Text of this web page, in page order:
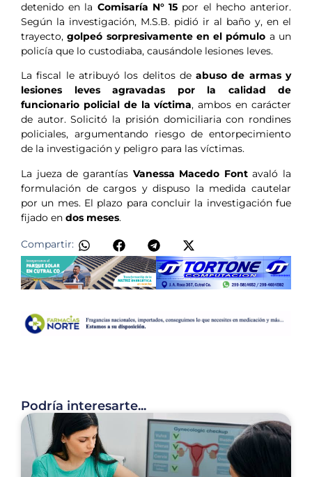
detenido en la Comisaría N° 15 por el hecho anterior.
Según la investigación, M.S.B. pidió ir al baño y, en el
trayecto,golpeó sorpresivamente en el pómulo a un
policía que lo custodiaba, causándole lesiones leves.
La fiscal le atribuyó los delitos deabuso de armas y
lesiones leves agravadas por la calidad de
funcionario policial de la víctima, ambos en carácter
de autor. Solicitó la prisión domiciliaria con rondines
policiales, argumentando riesgo de entorpecimiento
de la investigación y peligro para las víctimas.
La jueza de garantías Vanessa Macedo Fontavaló la
formulación de cargos y dispuso la medida cautelar
por un mes. El plazo para concluir la investigación fue
fijado en dos meses.
Compartir:
Podría interesarte...